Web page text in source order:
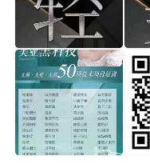
美业357
师 小熊水光
脂
卡卡动能素